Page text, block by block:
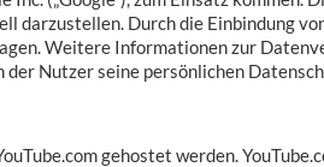
darzustellen. Durch die Einbindung
Weitere Informationen zur
der Nutzer seine persönlichen
gehostet werden.